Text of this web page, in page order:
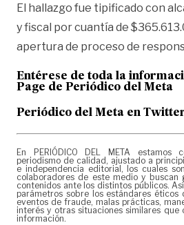
El hallazgo fue tipificado con
y fiscal por cuantía de
apertura de proceso de
Entérese de toda la
Page de Periódico del Meta
Periódico del Meta en
En PERIÓDICO DEL META
periodismo de calidad, ajustado a
e independencia editorial, los cuales
colaboradores de este medio y
contenidos ante los distintos públicos.
parámetros sobre los estándares éticos
eventos de fraude, malas prácticas,
interés y otras situaciones similares
información.